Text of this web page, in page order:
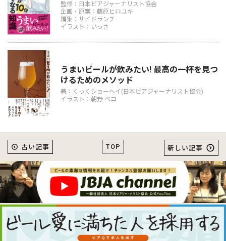
監修：日本ビアジャーナリスト協会
企画・原案：藤原ヒロユキ
編集：サイドランチ
イラスト：いっさ
うまいビールが飲みたい! 最高の一杯を見つ
けるためのメソッド
著：くっくショーヘイ(日本ビアジャーナリスト協会)
イラスト：朝野 ペコ
TOP
古い記事 新しい記事